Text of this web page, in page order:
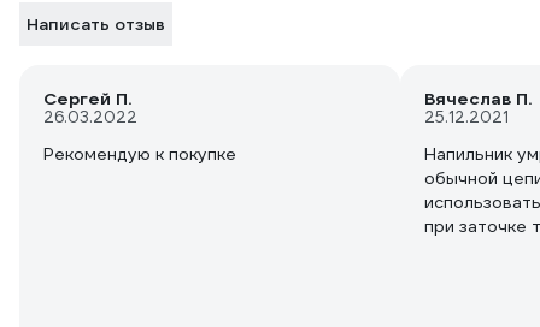
Написать отзыв
Сергей П.
26.03.2022
Рекомендую к покупке
Вячеслав П.
25.12.2021
Напильник
обычной
при заточке